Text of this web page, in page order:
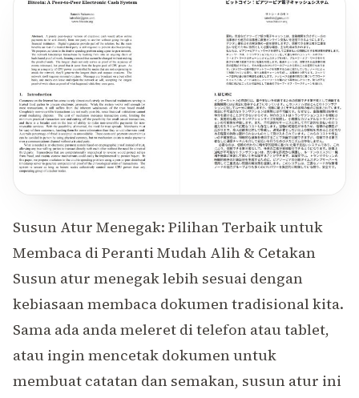
Susun Atur Menegak: Pilihan Terbaik untuk
Membaca di Peranti Mudah Alih & Cetakan
Susun atur menegak lebih sesuai dengan
kebiasaan membaca dokumen tradisional kita.
Sama ada anda meleret di telefon atau tablet,
atau ingin mencetak dokumen untuk
membuat catatan dan semakan, susun atur ini